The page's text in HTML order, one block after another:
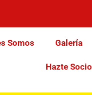
Somos Galería
Hazte Socio